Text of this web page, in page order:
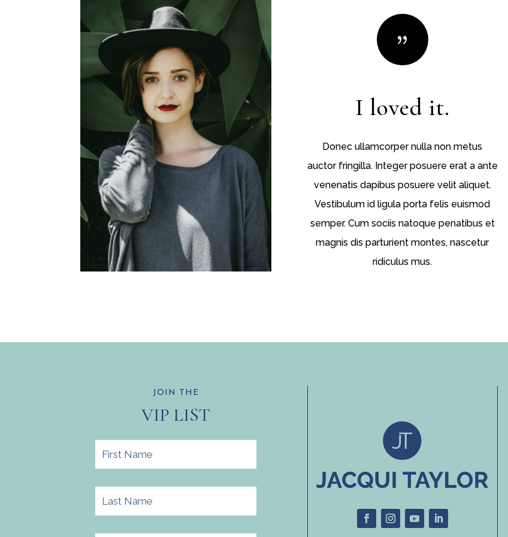
{
I loved it.
Donec ullamcorper nulla non metus
auctor fringilla. Integer posuere erat a ante
venenatis dapibus posuere velit aliquet.
Vestibulum id ligula porta felis euismod
semper. Cum sociis natoque penatibus et
magnis dis parturient montes, nascetur
ridiculus mus.
JOIN THE
VIP LIST